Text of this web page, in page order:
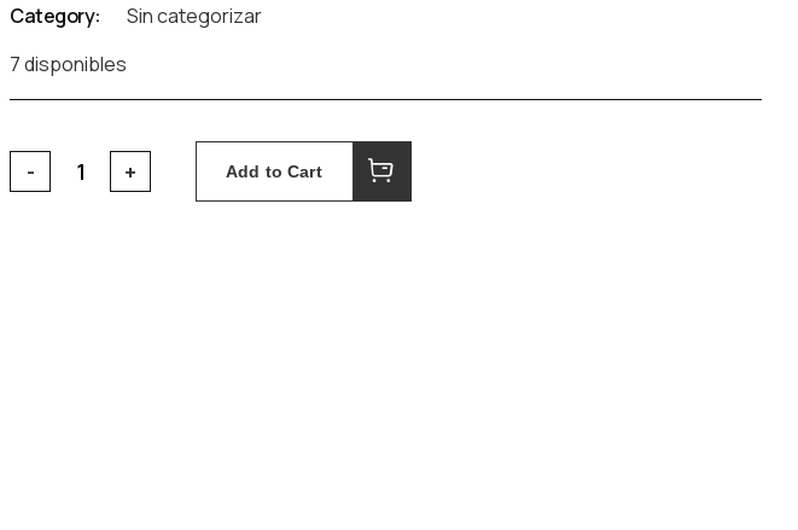
Category:
Sin categorizar
7 disponibles
Add to Cart